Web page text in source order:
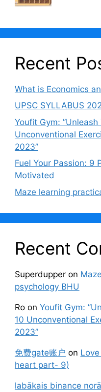
Recent
What is Economics
UPSC SYLLABUS
Youfit Gym:
Unconventional
2023”
Fuel Your Passion: 9
Motivated
Maze learning
Recent
Superdupper on
psychology BHU
Ro on Youfit Gym:
10 Unconventional
2023”
免费gate账户 on
heart part- 9)
labākais binance